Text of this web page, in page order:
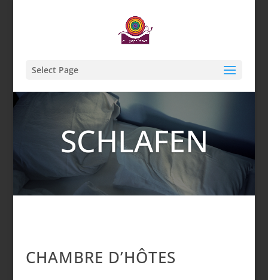
Select Page
SCHLAFEN
CHAMBRE D’HÔTES